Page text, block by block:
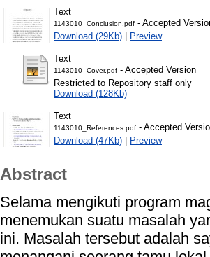
Text
1143010_Conclusion.pdf - Accepted
Download (29Kb) | Preview
Text
1143010_Cover.pdf - Accepted Version
Restricted to Repository staff only
Download (128Kb)
Text
1143010_References.pdf - Accepted
Download (47Kb) | Preview
Abstract
Selama mengikuti program
menemukan suatu masalah
ini. Masalah tersebut adalah